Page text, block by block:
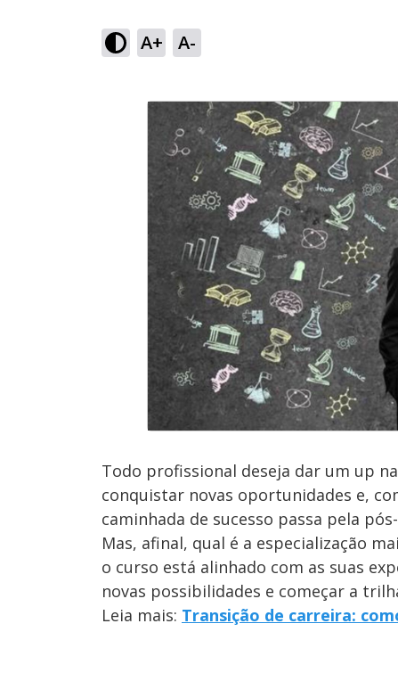
A+ A-
Todo profissional deseja dar um up
conquistar novas oportunidades e,
caminhada de sucesso passa pela
Mas, afinal, qual é a especialização
o curso está alinhado com as suas
novas possibilidades e começar a
Leia mais: Transição de carreira: